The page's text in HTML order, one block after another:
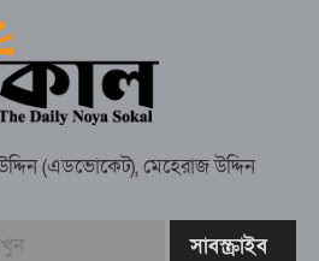
মায়ের অভিযোগে সাবেক ভাইস
গ্রেপ্তার
সভায় মিলাদ ও দোয়া
(এডভোকেট), মেহেরাজ উদ্দিন